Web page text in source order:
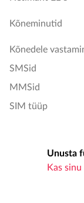
Kõneminutid
Kõnedele
SMSid
MMSid
SIM tüüp
Unusta
Kas